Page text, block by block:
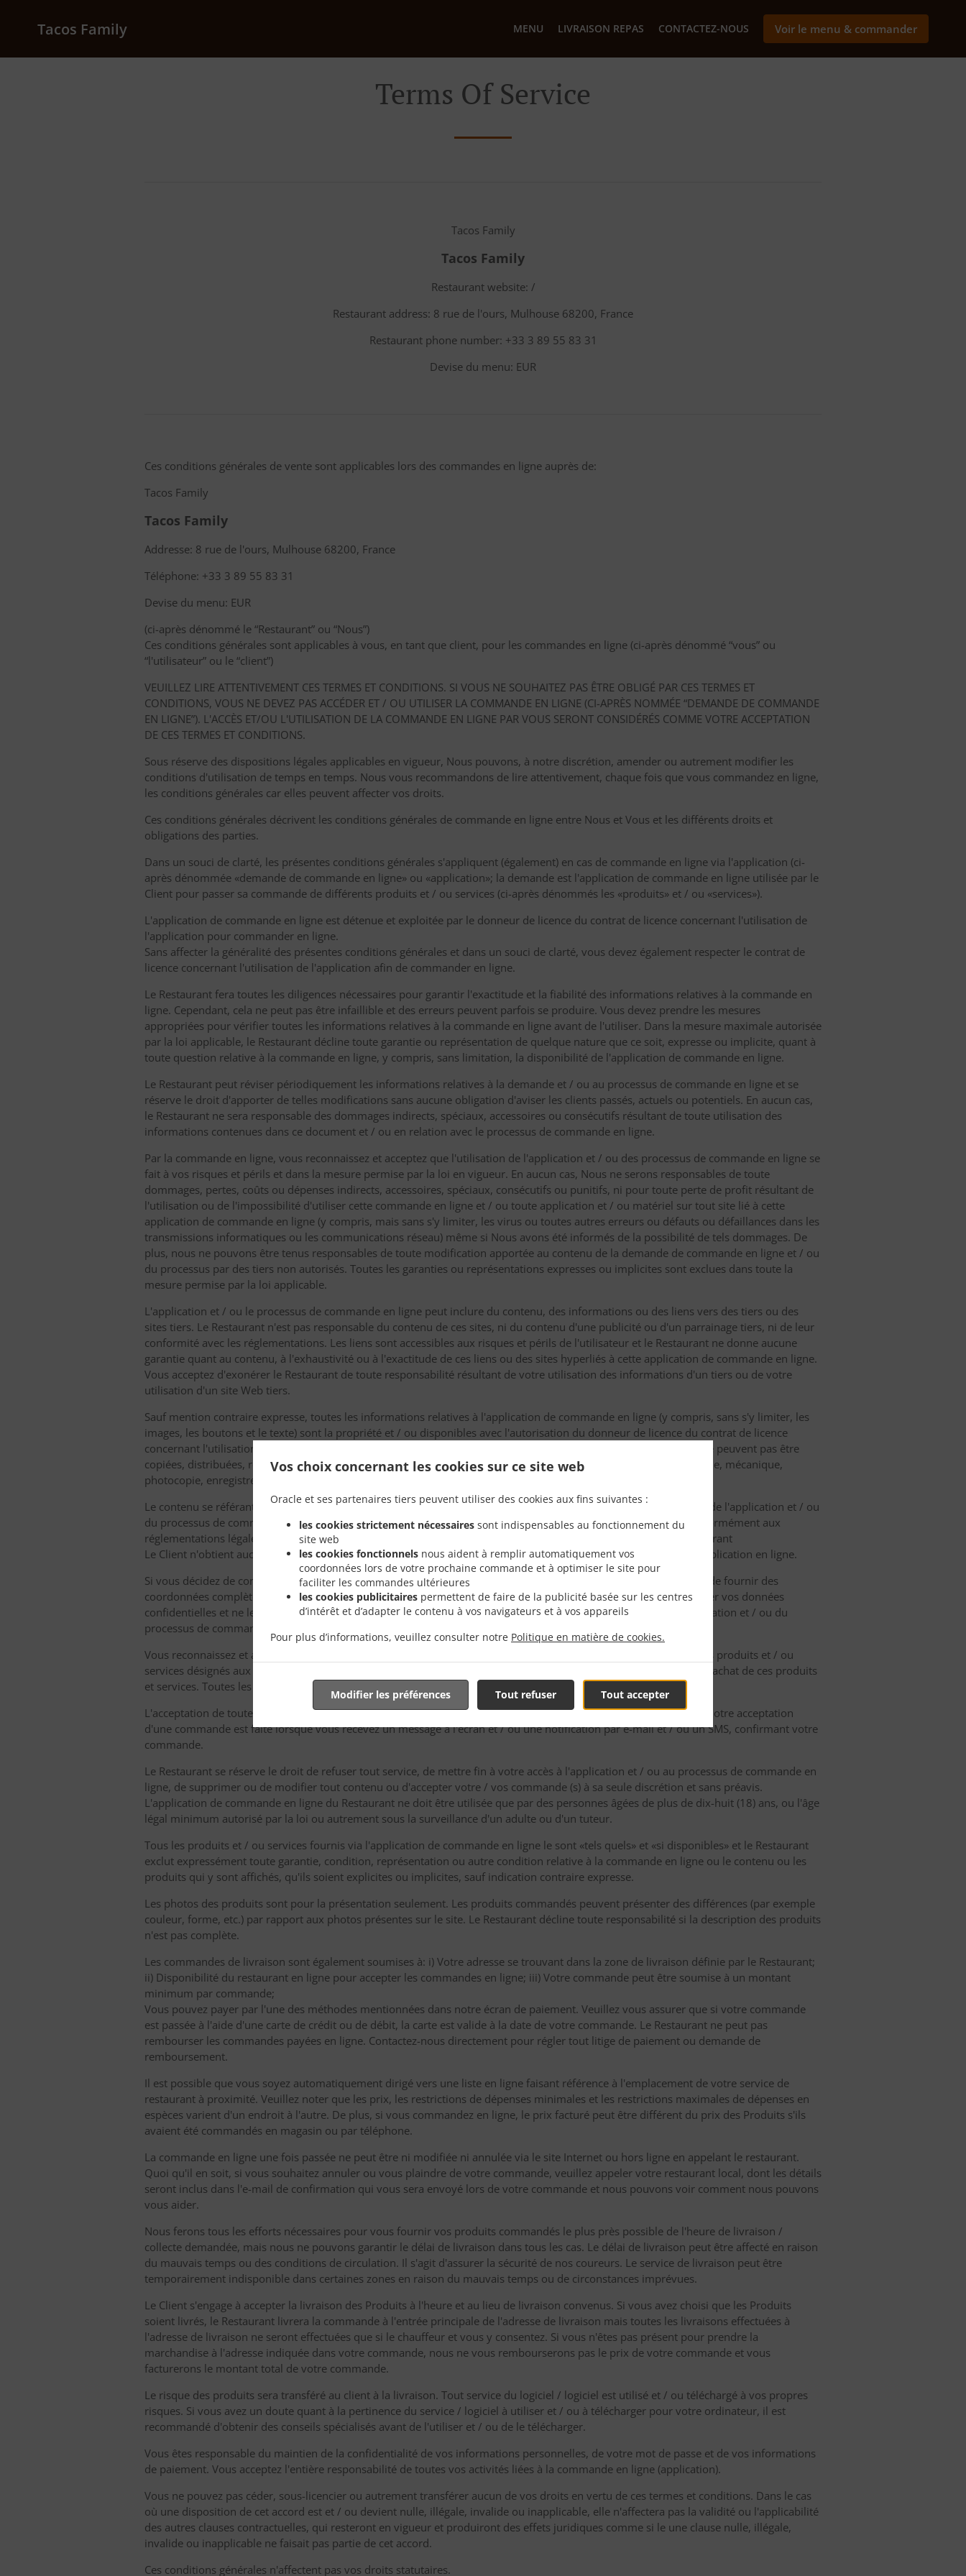
Vos choix concernant les cookies sur ce site web
Oracle et ses partenaires tiers peuvent utiliser des cookies aux fins suivantes :
les cookies strictement nécessaires sont indispensables au fonctionnement du
site web
les cookies fonctionnels nous aident à remplir automatiquement vos
coordonnées lors de votre prochaine commande et à optimiser le site pour
faciliter les commandes ultérieures
les cookies publicitaires permettent de faire de la publicité basée sur les centres
d’intérêt et d’adapter le contenu à vos navigateurs et à vos appareils
Pour plus d’informations, veuillez consulter notre Politique en matière de cookies.
Tout accepter
Tout refuser
Modifier les préférences
Tacos Family MENU LIVRAISON REPAS CONTACTEZ-NOUS Voir le menu & commander
Terms Of Service
Tacos Family
Tacos Family
Restaurant website: /
Restaurant address: 8 rue de l'ours, Mulhouse 68200, France
Restaurant phone number: +33 3 89 55 83 31
Devise du menu: EUR
Ces conditions générales de vente sont applicables lors des commandes en ligne auprès de:
Tacos Family
Tacos Family
Addresse: 8 rue de l'ours, Mulhouse 68200, France
Téléphone: +33 3 89 55 83 31
Devise du menu: EUR
(ci-après dénommé le “Restaurant” ou “Nous”)
Ces conditions générales sont applicables à vous, en tant que client, pour les commandes en ligne (ci-après dénommé “vous” ou
“l'utilisateur” ou le “client”)
VEUILLEZ LIRE ATTENTIVEMENT CES TERMES ET CONDITIONS. SI VOUS NE SOUHAITEZ PAS ÊTRE OBLIGÉ PAR CES TERMES ET
CONDITIONS, VOUS NE DEVEZ PAS ACCÉDER ET / OU UTILISER LA COMMANDE EN LIGNE (CI-APRÈS NOMMÉE “DEMANDE DE COMMANDE
EN LIGNE”). L'ACCÈS ET/OU L'UTILISATION DE LA COMMANDE EN LIGNE PAR VOUS SERONT CONSIDÉRÉS COMME VOTRE ACCEPTATION
DE CES TERMES ET CONDITIONS.
Sous réserve des dispositions légales applicables en vigueur, Nous pouvons, à notre discrétion, amender ou autrement modifier les
conditions d'utilisation de temps en temps. Nous vous recommandons de lire attentivement, chaque fois que vous commandez en ligne,
les conditions générales car elles peuvent affecter vos droits.
Ces conditions générales décrivent les conditions générales de commande en ligne entre Nous et Vous et les différents droits et
obligations des parties.
Dans un souci de clarté, les présentes conditions générales s'appliquent (également) en cas de commande en ligne via l'application (ci-
après dénommée «demande de commande en ligne» ou «application»; la demande est l'application de commande en ligne utilisée par le
Client pour passer sa commande de différents produits et / ou services (ci-après dénommés les «produits» et / ou «services»).
L'application de commande en ligne est détenue et exploitée par le donneur de licence du contrat de licence concernant l'utilisation de
l'application pour commander en ligne.
Sans affecter la généralité des présentes conditions générales et dans un souci de clarté, vous devez également respecter le contrat de
licence concernant l'utilisation de l'application afin de commander en ligne.
Le Restaurant fera toutes les diligences nécessaires pour garantir l'exactitude et la fiabilité des informations relatives à la commande en
ligne. Cependant, cela ne peut pas être infaillible et des erreurs peuvent parfois se produire. Vous devez prendre les mesures
appropriées pour vérifier toutes les informations relatives à la commande en ligne avant de l'utiliser. Dans la mesure maximale autorisée
par la loi applicable, le Restaurant décline toute garantie ou représentation de quelque nature que ce soit, expresse ou implicite, quant à
toute question relative à la commande en ligne, y compris, sans limitation, la disponibilité de l'application de commande en ligne.
Le Restaurant peut réviser périodiquement les informations relatives à la demande et / ou au processus de commande en ligne et se
réserve le droit d'apporter de telles modifications sans aucune obligation d'aviser les clients passés, actuels ou potentiels. En aucun cas,
le Restaurant ne sera responsable des dommages indirects, spéciaux, accessoires ou consécutifs résultant de toute utilisation des
informations contenues dans ce document et / ou en relation avec le processus de commande en ligne.
Par la commande en ligne, vous reconnaissez et acceptez que l'utilisation de l'application et / ou des processus de commande en ligne se
fait à vos risques et périls et dans la mesure permise par la loi en vigueur. En aucun cas, Nous ne serons responsables de toute
dommages, pertes, coûts ou dépenses indirects, accessoires, spéciaux, consécutifs ou punitifs, ni pour toute perte de profit résultant de
l'utilisation ou de l'impossibilité d'utiliser cette commande en ligne et / ou toute application et / ou matériel sur tout site lié à cette
application de commande en ligne (y compris, mais sans s'y limiter, les virus ou toutes autres erreurs ou défauts ou défaillances dans les
transmissions informatiques ou les communications réseau) même si Nous avons été informés de la possibilité de tels dommages. De
plus, nous ne pouvons être tenus responsables de toute modification apportée au contenu de la demande de commande en ligne et / ou
du processus par des tiers non autorisés. Toutes les garanties ou représentations expresses ou implicites sont exclues dans toute la
mesure permise par la loi applicable.
L'application et / ou le processus de commande en ligne peut inclure du contenu, des informations ou des liens vers des tiers ou des
sites tiers. Le Restaurant n'est pas responsable du contenu de ces sites, ni du contenu d'une publicité ou d'un parrainage tiers, ni de leur
conformité avec les réglementations. Les liens sont accessibles aux risques et périls de l'utilisateur et le Restaurant ne donne aucune
garantie quant au contenu, à l'exhaustivité ou à l'exactitude de ces liens ou des sites hyperliés à cette application de commande en ligne.
Vous acceptez d'exonérer le Restaurant de toute responsabilité résultant de votre utilisation des informations d'un tiers ou de votre
utilisation d'un site Web tiers.
Sauf mention contraire expresse, toutes les informations relatives à l'application de commande en ligne (y compris, sans s'y limiter, les
images, les boutons et le texte) sont la propriété et / ou disponibles avec l'autorisation du donneur de licence du contrat de licence
concernant l'utilisation de l'application afin de commander en ligne, qui détient des droits d'utilisation sur eux et ne peuvent pas être
copiées, distribuées, reproduites ou transmises sous quelque forme ou par quelque moyen que ce soit, électronique, mécanique,
photocopie, enregistrement ou autre, sans son autorisation écrite préalable.
Le contenu se référant à des produits spécifiques (par exemple les produits alimentaires), la disposition des textes de l'application et / ou
du processus de commande en ligne, les marques de commerce et tout autre contenu, est exclusif et protégé conformément aux
réglementations légales en vigueur et ne peut en aucun cas être utilisé sans l'autorisation écrite expresse du Restaurant
Le Client n'obtient aucune licence ni aucun droit concernant les informations relatives à la commande et / ou à l'application en ligne.
Si vous décidez de commander en ligne à l'aide de l'application de commande en ligne, il peut vous être demandé de fournir des
coordonnées complètes et / ou de créer un compte et vous devrez peut-être accepter les cookies. Vous devez garder vos données
confidentielles et ne les divulguer à personne. Le Restaurant se réserve le droit de suspendre l'utilisation de l'application et / ou du
processus de commande en ligne si vous ne respectez pas les Conditions Générales.
Vous reconnaissez et acceptez que toutes les commandes sont traitées comme une intention expresse d'acheter les produits et / ou
services désignés aux prix en ligne convenus et nous considérons cela comme une offre ferme de votre part pour l'achat de ces produits
et services. Toutes les variations doivent être écrites, sinon elles n'obligeront aucune des parties.
L'acceptation de toute commande pour l'un des produits et / ou services sera à l'entière discrétion du Restaurant. Notre acceptation
d'une commande est faite lorsque vous recevez un message à l'écran et / ou une notification par e-mail et / ou un SMS, confirmant votre
commande.
Le Restaurant se réserve le droit de refuser tout service, de mettre fin à votre accès à l'application et / ou au processus de commande en
ligne, de supprimer ou de modifier tout contenu ou d'accepter votre / vos commande (s) à sa seule discrétion et sans préavis.
L'application de commande en ligne du Restaurant ne doit être utilisée que par des personnes âgées de plus de dix-huit (18) ans, ou l'âge
légal minimum autorisé par la loi ou autrement sous la surveillance d'un adulte ou d'un tuteur.
Tous les produits et / ou services fournis via l'application de commande en ligne le sont «tels quels» et «si disponibles» et le Restaurant
exclut expressément toute garantie, condition, représentation ou autre condition relative à la commande en ligne ou le contenu ou les
produits qui y sont affichés, qu'ils soient explicites ou implicites, sauf indication contraire expresse.
Les photos des produits sont pour la présentation seulement. Les produits commandés peuvent présenter des différences (par exemple
couleur, forme, etc.) par rapport aux photos présentes sur le site. Le Restaurant décline toute responsabilité si la description des produits
n'est pas complète.
Les commandes de livraison sont également soumises à: i) Votre adresse se trouvant dans la zone de livraison définie par le Restaurant;
ii) Disponibilité du restaurant en ligne pour accepter les commandes en ligne; iii) Votre commande peut être soumise à un montant
minimum par commande;
Vous pouvez payer par l'une des méthodes mentionnées dans notre écran de paiement. Veuillez vous assurer que si votre commande
est passée à l'aide d'une carte de crédit ou de débit, la carte est valide à la date de votre commande. Le Restaurant ne peut pas
rembourser les commandes payées en ligne. Contactez-nous directement pour régler tout litige de paiement ou demande de
remboursement.
Il est possible que vous soyez automatiquement dirigé vers une liste en ligne faisant référence à l'emplacement de votre service de
restaurant à proximité. Veuillez noter que les prix, les restrictions de dépenses minimales et les restrictions maximales de dépenses en
espèces varient d'un endroit à l'autre. De plus, si vous commandez en ligne, le prix facturé peut être différent du prix des Produits s'ils
avaient été commandés en magasin ou par téléphone.
La commande en ligne une fois passée ne peut être ni modifiée ni annulée via le site Internet ou hors ligne en appelant le restaurant.
Quoi qu'il en soit, si vous souhaitez annuler ou vous plaindre de votre commande, veuillez appeler votre restaurant local, dont les détails
seront inclus dans l'e-mail de confirmation qui vous sera envoyé lors de votre commande et nous pouvons voir comment nous pouvons
vous aider.
Nous ferons tous les efforts nécessaires pour vous fournir vos produits commandés le plus près possible de l'heure de livraison /
collecte demandée, mais nous ne pouvons garantir le délai de livraison dans tous les cas. Le délai de livraison peut être affecté en raison
du mauvais temps ou des conditions de circulation. Il s'agit d'assurer la sécurité de nos coureurs. Le service de livraison peut être
temporairement indisponible dans certaines zones en raison du mauvais temps ou de circonstances imprévues.
Le Client s'engage à accepter la livraison des Produits à l'heure et au lieu de livraison convenus. Si vous avez choisi que les Produits
soient livrés, le Restaurant livrera la commande à l'entrée principale de l'adresse de livraison mais toutes les livraisons effectuées à
l'adresse de livraison ne seront effectuées que si le chauffeur et vous y consentez. Si vous n'êtes pas présent pour prendre la
marchandise à l'adresse indiquée dans votre commande, nous ne vous rembourserons pas le prix de votre commande et vous
facturerons le montant total de votre commande.
Le risque des produits sera transféré au client à la livraison. Tout service du logiciel / logiciel est utilisé et / ou téléchargé à vos propres
risques. Si vous avez un doute quant à la pertinence du service / logiciel à utiliser et / ou à télécharger pour votre ordinateur, il est
recommandé d'obtenir des conseils spécialisés avant de l'utiliser et / ou de le télécharger.
Vous êtes responsable du maintien de la confidentialité de vos informations personnelles, de votre mot de passe et de vos informations
de paiement. Vous acceptez l'entière responsabilité de toutes vos activités liées à la commande en ligne (application).
Vous ne pouvez pas céder, sous-licencier ou autrement transférer aucun de vos droits en vertu de ces termes et conditions. Dans le cas
où une disposition de cet accord est et / ou devient nulle, illégale, invalide ou inapplicable, elle n'affectera pas la validité ou l'applicabilité
des autres clauses contractuelles, qui resteront en vigueur et produiront des effets juridiques comme si le une clause nulle, illégale,
invalide ou inapplicable ne faisait pas partie de cet accord.
Ces conditions générales n'affectent pas vos droits statutaires.